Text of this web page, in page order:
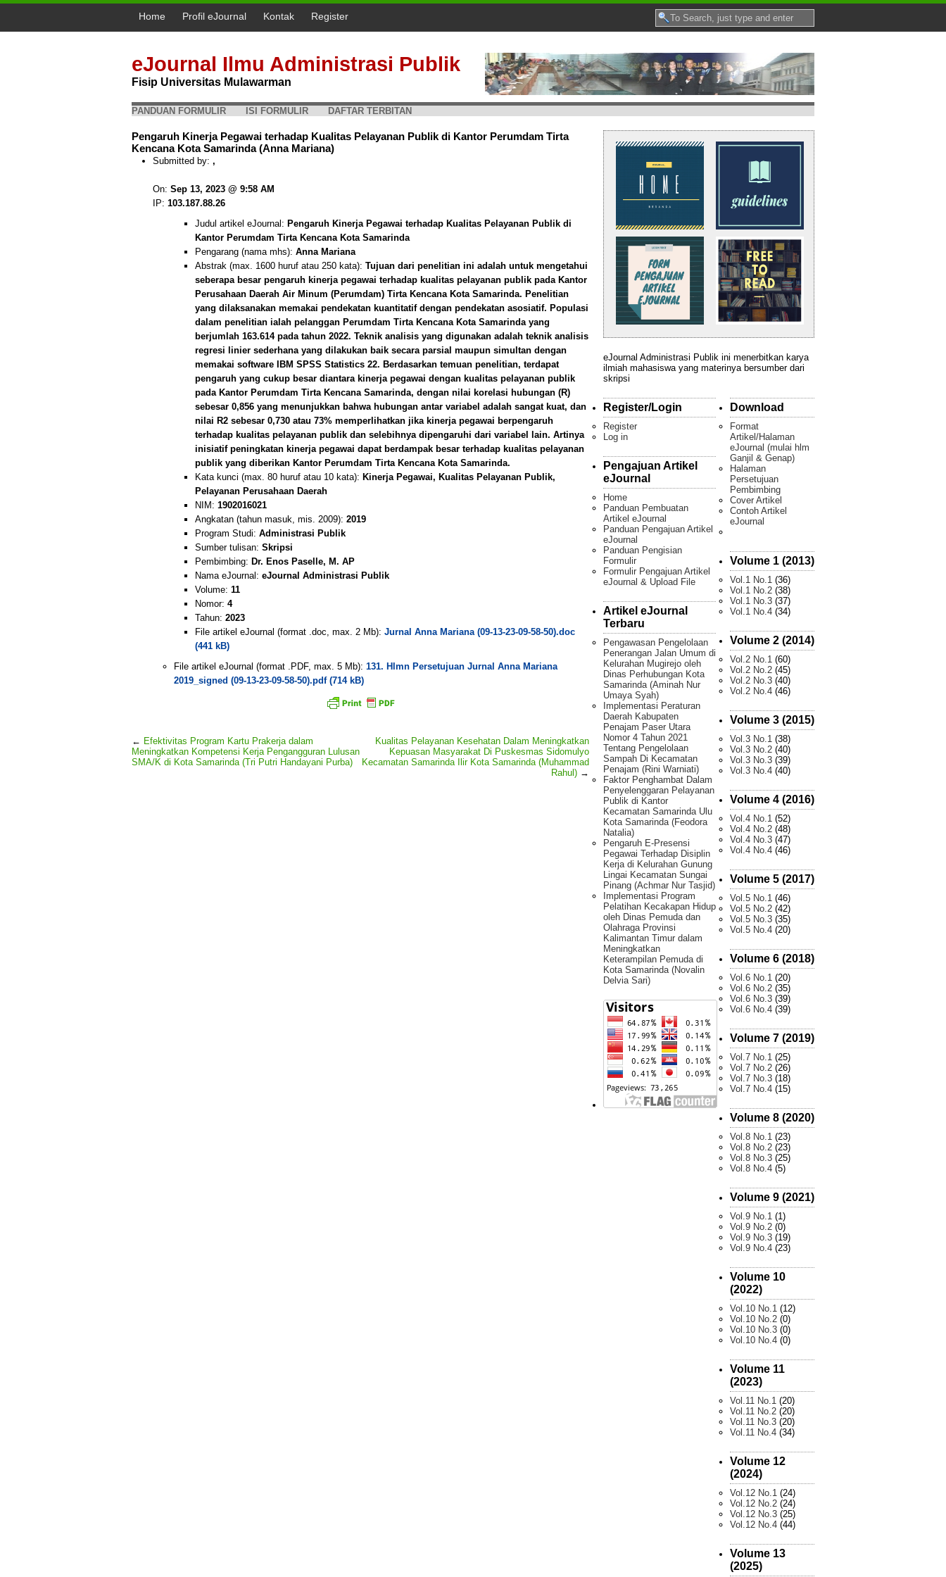
Home Profil eJournal Kontak Register
eJournal Ilmu Administrasi Publik
Fisip Universitas Mulawarman
PANDUAN FORMULIR ISI FORMULIR DAFTAR TERBITAN
Pengaruh Kinerja Pegawai terhadap Kualitas Pelayanan Publik di Kantor Perumdam Tirta
Kencana Kota Samarinda (Anna Mariana)
Submitted by: ,
On: Sep 13, 2023 @ 9:58 AM
IP: 103.187.88.26
Judul artikel eJournal: Pengaruh Kinerja Pegawai terhadap Kualitas Pelayanan Publik di
Kantor Perumdam Tirta Kencana Kota Samarinda
Pengarang (nama mhs): Anna Mariana
Abstrak (max. 1600 huruf atau 250 kata): Tujuan dari penelitian ini adalah untuk mengetahui
seberapa besar pengaruh kinerja pegawai terhadap kualitas pelayanan publik pada Kantor
Perusahaan Daerah Air Minum (Perumdam) Tirta Kencana Kota Samarinda. Penelitian
yang dilaksanakan memakai pendekatan kuantitatif dengan pendekatan asosiatif. Populasi
dalam penelitian ialah pelanggan Perumdam Tirta Kencana Kota Samarinda yang
berjumlah 163.614 pada tahun 2022. Teknik analisis yang digunakan adalah teknik analisis
regresi linier sederhana yang dilakukan baik secara parsial maupun simultan dengan
memakai software IBM SPSS Statistics 22. Berdasarkan temuan penelitian, terdapat
pengaruh yang cukup besar diantara kinerja pegawai dengan kualitas pelayanan publik
pada Kantor Perumdam Tirta Kencana Samarinda, dengan nilai korelasi hubungan (R)
sebesar 0,856 yang menunjukkan bahwa hubungan antar variabel adalah sangat kuat, dan
nilai R2 sebesar 0,730 atau 73% memperlihatkan jika kinerja pegawai berpengaruh
terhadap kualitas pelayanan publik dan selebihnya dipengaruhi dari variabel lain. Artinya
inisiatif peningkatan kinerja pegawai dapat berdampak besar terhadap kualitas pelayanan
publik yang diberikan Kantor Perumdam Tirta Kencana Kota Samarinda.
Kata kunci (max. 80 huruf atau 10 kata): Kinerja Pegawai, Kualitas Pelayanan Publik,
Pelayanan Perusahaan Daerah
NIM: 1902016021
Angkatan (tahun masuk, mis. 2009): 2019
Program Studi: Administrasi Publik
Sumber tulisan: Skripsi
Pembimbing: Dr. Enos Paselle, M. AP
Nama eJournal: eJournal Administrasi Publik
Volume: 11
Nomor: 4
Tahun: 2023
File artikel eJournal (format .doc, max. 2 Mb): Jurnal Anna Mariana (09-13-23-09-58-50).doc
(441 kB)
File artikel eJournal (format .PDF, max. 5 Mb): 131. Hlmn Persetujuan Jurnal Anna Mariana
2019_signed (09-13-23-09-58-50).pdf (714 kB)
← Efektivitas Program Kartu Prakerja dalam
Meningkatkan Kompetensi Kerja Pengangguran Lulusan
SMA/K di Kota Samarinda (Tri Putri Handayani Purba)
Kualitas Pelayanan Kesehatan Dalam Meningkatkan
Kepuasan Masyarakat Di Puskesmas Sidomulyo
Kecamatan Samarinda Ilir Kota Samarinda (Muhammad
Rahul) →
eJournal Administrasi Publik ini menerbitkan karya
ilmiah mahasiswa yang materinya bersumber dari
skripsi
Register/Login
Register
Log in
Pengajuan Artikel
eJournal
Home
Panduan Pembuatan
Artikel eJournal
Panduan Pengajuan Artikel
eJournal
Panduan Pengisian
Formulir
Formulir Pengajuan Artikel
eJournal & Upload File
Artikel eJournal
Terbaru
Pengawasan Pengelolaan
Penerangan Jalan Umum di
Kelurahan Mugirejo oleh
Dinas Perhubungan Kota
Samarinda (Aminah Nur
Umaya Syah)
Implementasi Peraturan
Daerah Kabupaten
Penajam Paser Utara
Nomor 4 Tahun 2021
Tentang Pengelolaan
Sampah Di Kecamatan
Penajam (Rini Warniati)
Faktor Penghambat Dalam
Penyelenggaran Pelayanan
Publik di Kantor
Kecamatan Samarinda Ulu
Kota Samarinda (Feodora
Natalia)
Pengaruh E-Presensi
Pegawai Terhadap Disiplin
Kerja di Kelurahan Gunung
Lingai Kecamatan Sungai
Pinang (Achmar Nur Tasjid)
Implementasi Program
Pelatihan Kecakapan Hidup
oleh Dinas Pemuda dan
Olahraga Provinsi
Kalimantan Timur dalam
Meningkatkan
Keterampilan Pemuda di
Kota Samarinda (Novalin
Delvia Sari)
Download
Format
Artikel/Halaman
eJournal (mulai hlm
Ganjil & Genap)
Halaman
Persetujuan
Pembimbing
Cover Artikel
Contoh Artikel
eJournal
Volume 1 (2013)
Vol.1 No.1 (36)
Vol.1 No.2 (38)
Vol.1 No.3 (37)
Vol.1 No.4 (34)
Volume 2 (2014)
Vol.2 No.1 (60)
Vol.2 No.2 (45)
Vol.2 No.3 (40)
Vol.2 No.4 (46)
Volume 3 (2015)
Vol.3 No.1 (38)
Vol.3 No.2 (40)
Vol.3 No.3 (39)
Vol.3 No.4 (40)
Volume 4 (2016)
Vol.4 No.1 (52)
Vol.4 No.2 (48)
Vol.4 No.3 (47)
Vol.4 No.4 (46)
Volume 5 (2017)
Vol.5 No.1 (46)
Vol.5 No.2 (42)
Vol.5 No.3 (35)
Vol.5 No.4 (20)
Volume 6 (2018)
Vol.6 No.1 (20)
Vol.6 No.2 (35)
Vol.6 No.3 (39)
Vol.6 No.4 (39)
Volume 7 (2019)
Vol.7 No.1 (25)
Vol.7 No.2 (26)
Vol.7 No.3 (18)
Vol.7 No.4 (15)
Volume 8 (2020)
Vol.8 No.1 (23)
Vol.8 No.2 (23)
Vol.8 No.3 (25)
Vol.8 No.4 (5)
Volume 9 (2021)
Vol.9 No.1 (1)
Vol.9 No.2 (0)
Vol.9 No.3 (19)
Vol.9 No.4 (23)
Volume 10
(2022)
Vol.10 No.1 (12)
Vol.10 No.2 (0)
Vol.10 No.3 (0)
Vol.10 No.4 (0)
Volume 11
(2023)
Vol.11 No.1 (20)
Vol.11 No.2 (20)
Vol.11 No.3 (20)
Vol.11 No.4 (34)
Volume 12
(2024)
Vol.12 No.1 (24)
Vol.12 No.2 (24)
Vol.12 No.3 (25)
Vol.12 No.4 (44)
Volume 13
(2025)